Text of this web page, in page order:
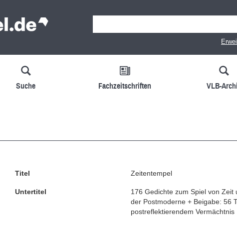
Suche Fachzeitschriften VLB-
Titel Zeitentempel
Untertitel
176 Gedichte zum Spiel von
der Postmoderne + Beigabe: 56
postreflektierendem Vermächtnis